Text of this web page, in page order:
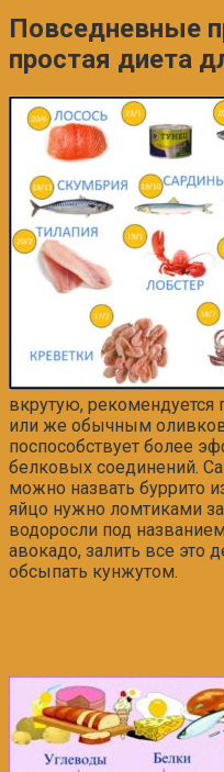
Повседневные
простая диета
вкрутую,
или же обычным
поспособствует более
белковых соединений.
можно назвать буррито
яйцо нужно ломтиками
водоросли под
авокадо, залить все это
обсыпать кунжутом.